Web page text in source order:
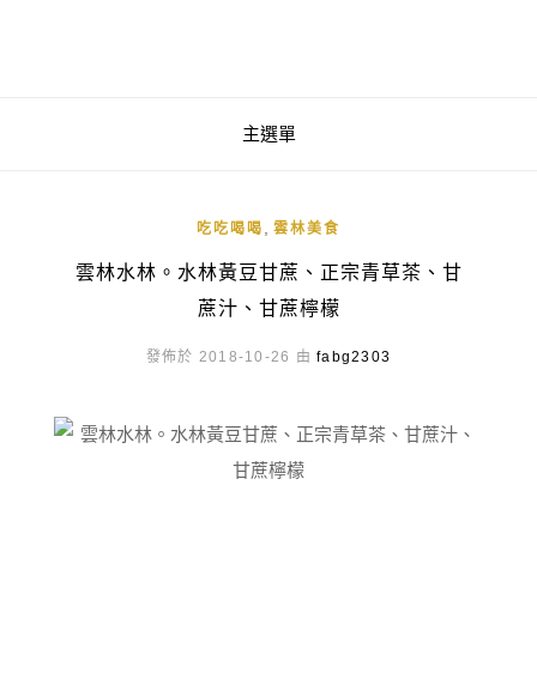
主選單
吃吃喝喝 雲林美食
雲林水林。水林黃豆甘蔗、正宗青草茶、甘
蔗汁、甘蔗檸檬
發佈於 2018-10-26 由fabg2303